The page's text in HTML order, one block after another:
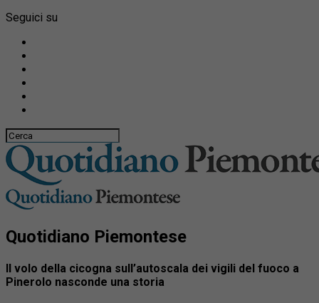
Seguici su
Quotidiano Piemontese
Il volo della cicogna sull’autoscala dei vigili del fuoco a
Pinerolo nasconde una storia